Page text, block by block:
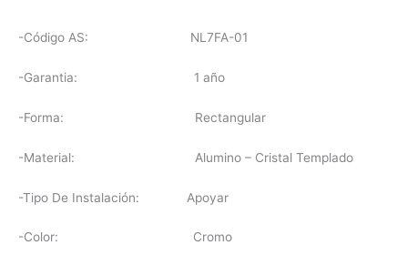
-Código AS: NL7FA-01
-Garantia: 1 año
-Forma: Rectangular
-Material: Alumino – Cristal Templado
-Tipo De Instalación: Apoyar
-Color: Cromo